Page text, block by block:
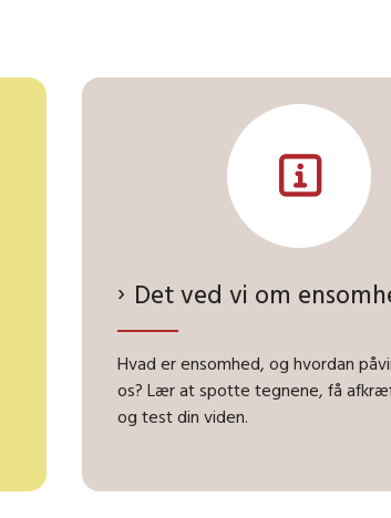
Det ved vi om
Hvad er ensomhed, og hvordan
os? Lær at spotte tegnene, få
og test din viden.